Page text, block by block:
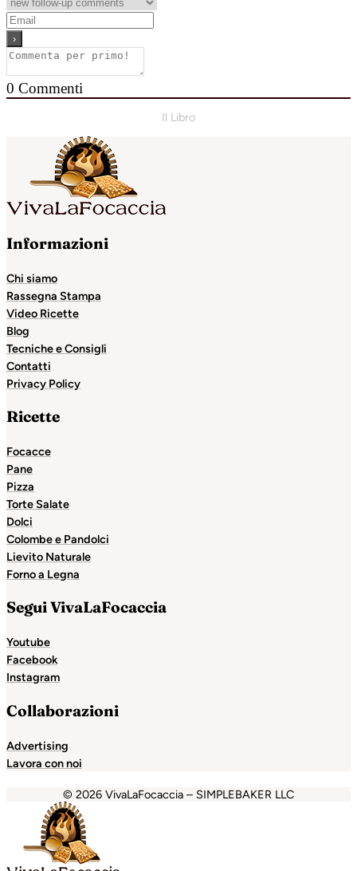
0 Commenti
Il Libro
Informazioni
Chi siamo
Rassegna Stampa
Video Ricette
Blog
Tecniche e Consigli
Contatti
Privacy Policy
Ricette
Focacce
Pane
Pizza
Torte Salate
Dolci
Colombe e Pandolci
Lievito Naturale
Forno a Legna
Segui VivaLaFocaccia
Youtube
Facebook
Instagram
Collaborazioni
Advertising
Lavora con noi
© 2026 VivaLaFocaccia – SIMPLEBAKER LLC
Holiganbet